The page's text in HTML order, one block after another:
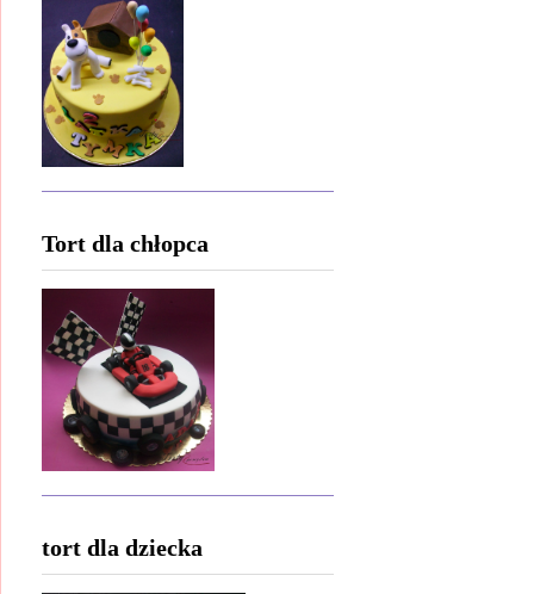
Tort dla chłopca
tort dla dziecka